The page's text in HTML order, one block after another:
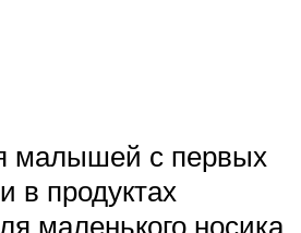
малышей с первых
в продуктах
маленького носика.